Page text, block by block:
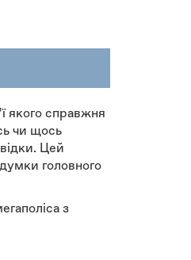
якого справжня
чи щось
Цей
головного
з